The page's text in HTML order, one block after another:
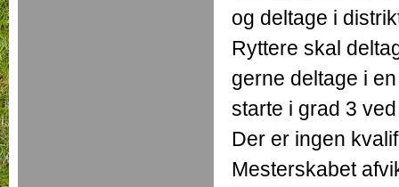
og deltage i
Ryttere skal
gerne deltage i
starte i grad 3
Der er ingen
Mesterskabet